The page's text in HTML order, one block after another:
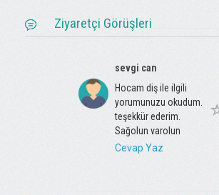
Ziyaretçi Görüşleri
sevgi can
Hocam diş ile ilgili
yorumunuzu okudum.
teşekkür ederim.
Sağolun varolun
Cevap Yaz